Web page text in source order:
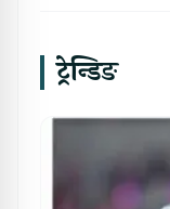
ट्रेन्डिङ